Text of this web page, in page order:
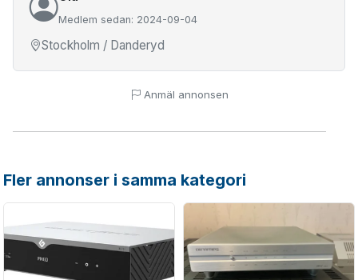
Medlem sedan: 2024-09-04
Stockholm / Danderyd
Anmäl annonsen
Fler annonser i samma kategori